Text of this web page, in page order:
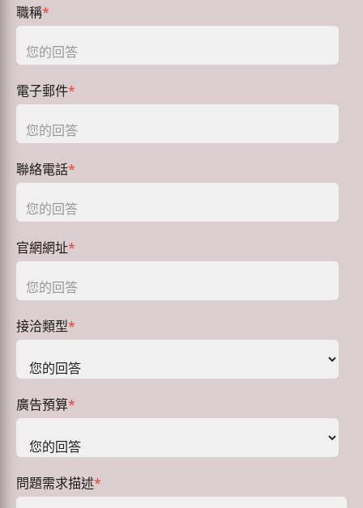
職稱*
電子郵件*
聯絡電話*
官網網址*
接洽類型*
廣告預算*
問題需求描述*